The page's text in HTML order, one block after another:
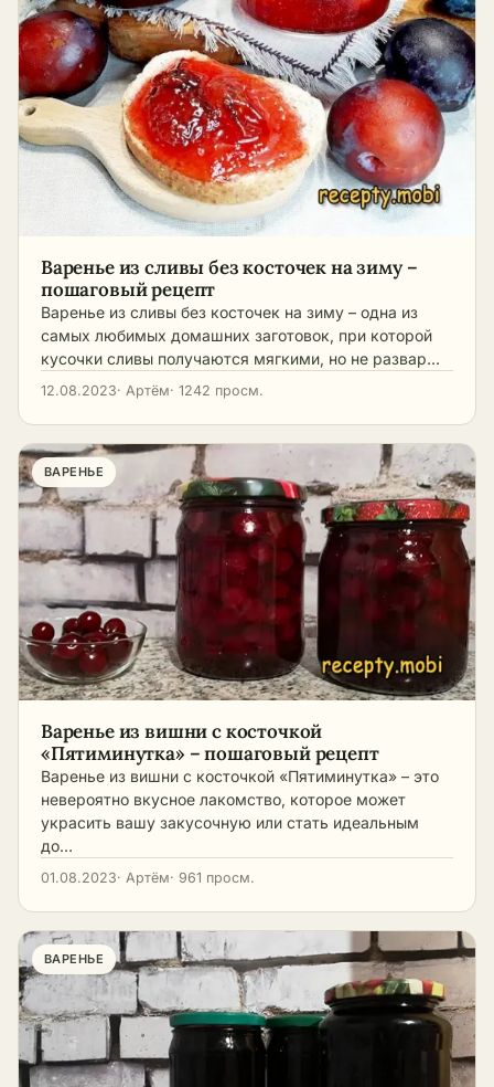
Варенье из сливы без косточек на зиму –
пошаговый рецепт
Варенье из сливы без косточек на зиму – одна из
самых любимых домашних заготовок, при которой
кусочки сливы получаются мягкими, но не развар…
12.08.2023· Артём· 1242 просм.
ВАРЕНЬЕ
Варенье из вишни с косточкой
«Пятиминутка» – пошаговый рецепт
Варенье из вишни с косточкой «Пятиминутка» – это
невероятно вкусное лакомство, которое может
украсить вашу закусочную или стать идеальным
до…
01.08.2023· Артём· 961 просм.
ВАРЕНЬЕ